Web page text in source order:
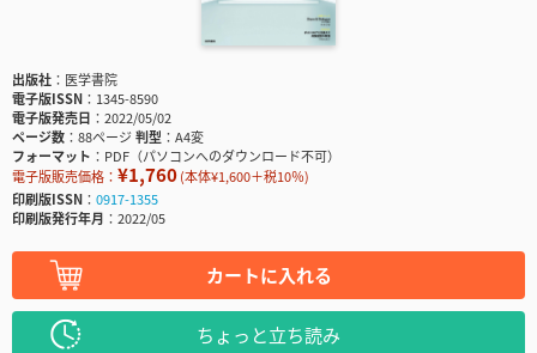
出版社
医学書院
電子版ISSN
1345-8590
電子版発売日
2022/05/02
ページ数
88ページ判型
A4変
フォーマット
PDF（パソコンへのダウンロード不可）
電子版販売価格： ¥1,760(本体¥1,600＋税10％)
印刷版ISSN
0917-1355
印刷版発行年月
2022/05
カートに入れる
ちょっと立ち読み